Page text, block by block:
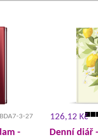
3-27
-
126,12 Kč
Denní diář